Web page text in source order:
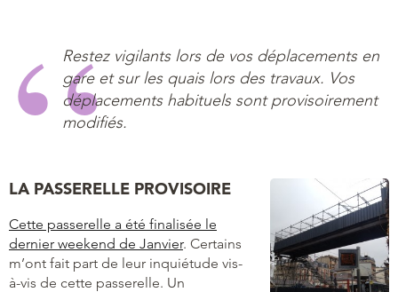
Restez vigilants lors de vos déplacements en
gare et sur les quais lors des travaux. Vos
déplacements habituels sont provisoirement
modifiés.
LA PASSERELLE PROVISOIRE
Cette passerelle a été finalisée le
dernier weekend de Janvier. Certains
m’ont fait part de leur inquiétude vis-
à-vis de cette passerelle. Un